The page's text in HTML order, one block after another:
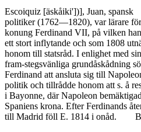
Escoiquiz [äskåiki'])], Juan, spansk
politiker (1762—1820), var lärare för
konung Ferdinand VII, på vilken
ett stort inflytande och som 1808
honom till statsråd. I enlighet med sin
fram-stegsvänliga grundåskådning
Ferdinand att ansluta sig till
politik och tillrådde honom att s. å
i Bayonne, där Napoleon
Spaniens krona. Efter Ferdinands
till Madrid föll E. 1814 i onåd.	B.